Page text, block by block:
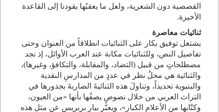
القصصية دون الشعرية، ولعل ما يعقبُها يقودنا إلى القاعدة
الأخيرة.
ثنائيات معاصرة
يشتغل توفيق بكار على الثنائيات انطلاقاً من العنوان وحتى
تفاصيل النص، وللثنائيات مكانة عند العرب الأوائل، إذ نجد
مصطلحاتٍ من قبيل (التضاد، والمقابلة، والتكافؤ، وغيرها)،
والثنائية هي محلُ نظر في عددٍ من المدارسِ النقدية
والبنيوية تحديداً، وتناولَ هذه الثنائيةَ الضاربةَ بجذورها في
التراث العربي من خلال نصوصٍ يصفُها بأنها «من العيون،
وكتّابها من الأعلام الكبار»، ويعبّر بيار بربريس عن مثل هذه